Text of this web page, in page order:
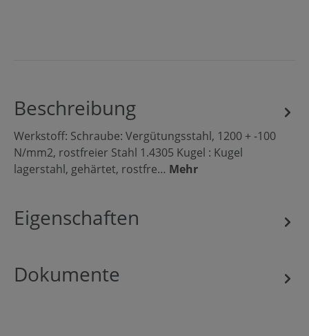
Beschreibung
Werkstoff: Schraube: Vergütungsstahl, 1200 + -100
N/mm2, rostfreier Stahl 1.4305 Kugel : Kugel
lagerstahl, gehärtet, rostfre… Mehr
Eigenschaften
Dokumente